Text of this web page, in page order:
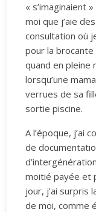
« s’imaginaient
moi que j’aie
consultation où
pour la brocante
quand en pleine
lorsqu’une
verrues de sa
sortie piscine.
A l’époque, j’ai
de
moitié payée et
jour, j’ai surpris
de moi, comme